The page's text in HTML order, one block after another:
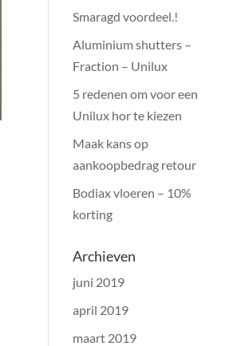
Smaragd voordeel.!
Aluminium shutters –
Fraction – Unilux
5 redenen om voor een
Unilux hor te kiezen
Maak kans op
aankoopbedrag retour
Bodiax vloeren – 10%
korting
Archieven
juni 2019
april 2019
maart 2019